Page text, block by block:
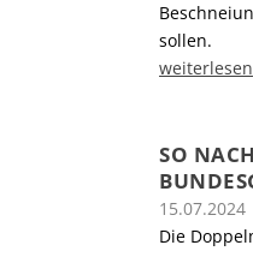
sollen.
weiterlesen
SO
15.07.2024
Die